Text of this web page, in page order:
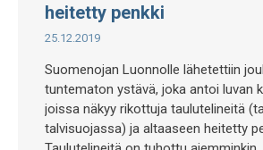
heitetty penkki
25.12.2019
Suomenojan Luonnolle lähetettiin
tuntematon ystävä, joka antoi luvan
joissa näkyy rikottuja taulutelineitä
talvisuojassa) ja altaaseen heitetty